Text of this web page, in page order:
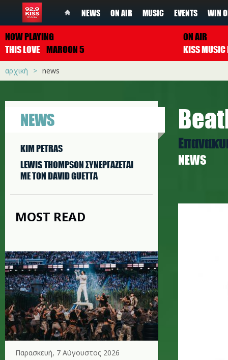
NEWS ON AIR MUSIC EVENTS WIN
NOW PLAYING
THIS LOVE MAROON 5
ON AIR
αρχική news
NEWS
KIM PETRAS
LEWIS THOMPSON ΣΥΝΕΡΓAΖΕΤΑΙ
ΜΕ ΤΟΝ DAVID GUETTA
MOST READ
Παρασκευή, 7 Αύγουστος 2026
NEWS